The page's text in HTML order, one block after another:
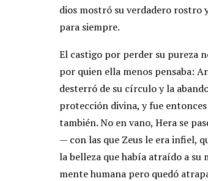
dios mostró su verdadero rostro
para siempre.
El castigo por perder su pureza
por quien ella menos pensaba:
desterró de su círculo y la
protección divina, y fue
también. No en vano, Hera se
— con las que Zeus le era infiel,
la belleza que había atraído a su
mente humana pero quedó